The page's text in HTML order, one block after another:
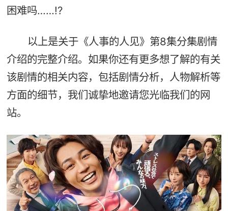
困难吗……!?
以上是关于《人事的人见》第8集分集剧情
介绍的完整介绍。如果你还有更多想了解的有关
该剧情的相关内容，包括剧情分析，人物解析等
方面的细节，我们诚挚地邀请您光临我们的网
站。